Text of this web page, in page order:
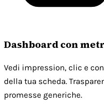
Dashboard con
Vedi impression, clic e
della tua scheda.
promesse generiche.